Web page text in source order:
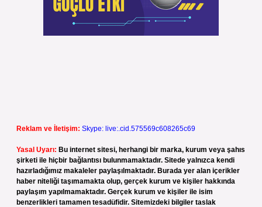
Reklam ve İletişim: Skype: live:.cid.575569c608265c69
Yasal Uyarı: Bu internet sitesi, herhangi bir marka, kurum veya şahıs
şirketi ile hiçbir bağlantısı bulunmamaktadır. Sitede yalnızca kendi
hazırladığımız makaleler paylaşılmaktadır. Burada yer alan içerikler
haber niteliği taşımamakta olup, gerçek kurum ve kişiler hakkında
paylaşım yapılmamaktadır. Gerçek kurum ve kişiler ile isim
benzerlikleri tamamen tesadüfidir. Sitemizdeki bilgiler taslak